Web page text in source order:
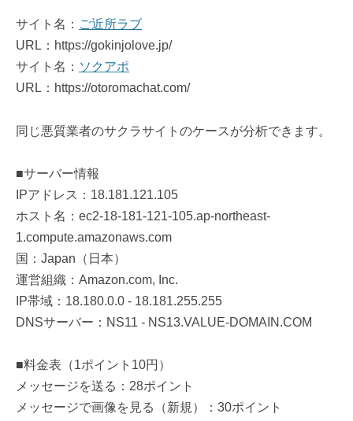
サイト名： ご近所ラブ
URL：https://gokinjolove.jp/
サイト名： ソクアポ
URL：https://otoromachat.com/
同じ悪質業者のサクラサイトのケースが分析できます。
■サーバー情報
IPアドレス：18.181.121.105
ホスト名：ec2-18-181-121-105.ap-northeast-
1.compute.amazonaws.com
国：Japan（日本）
運営組織：Amazon.com, Inc.
IP帯域：18.180.0.0 - 18.181.255.255
DNSサーバー：NS11 - NS13.VALUE-DOMAIN.COM
■料金表（1ポイント10円）
メッセージを送る：28ポイント
メッセージで画像を見る（新規）：30ポイント